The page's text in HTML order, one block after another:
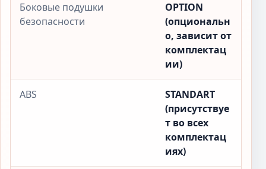
Боковые подушки
безопасности
OPTION
(опциональн
о, зависит от
комплектац
ии)
ABS
STANDART
(присутствуе
т во всех
комплектац
иях)